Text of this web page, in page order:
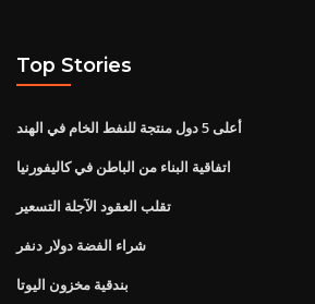
Top Stories
أعلى 5 دول منتجة للنفط الخام في الهند
اتفاقية البناء من الباطن في كاليفورنيا
تقلب العقود الآجلة التسعير
شراء الفضة دولار دنفر
بندقية مخزون اليوتا